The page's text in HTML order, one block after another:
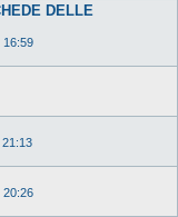
DELLE
16:59
21:13
20:26